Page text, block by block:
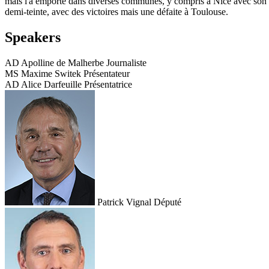
demi-teinte, avec des victoires mais une défaite à Toulouse.
Speakers
AD Apolline de Malherbe Journaliste
MS Maxime Switek Présentateur
AD Alice Darfeuille Présentatrice
Patrick Vignal Député